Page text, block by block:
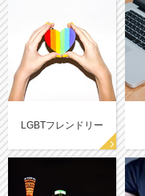
LGBTフレンドリー